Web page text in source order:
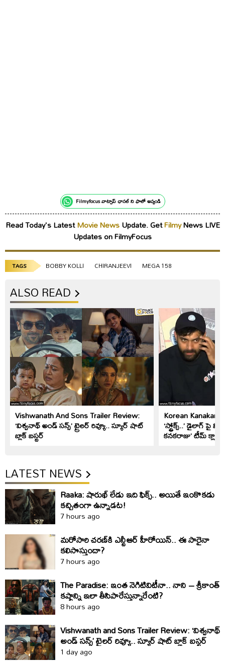
Filmyfocus వాట్సాప్ ఛానల్ ని ఫాలో అవ్వండి
Read Today's LatestMovie NewsUpdate. GetFilmyNews LIVE
Updates on FilmyFocus
TAGS BOBBY KOLLI CHIRANJEEVI MEGA 158
ALSO READ
Vishwanath And Sons Trailer Review:
‘విశ్వనాథ్ అండ్ సన్స్’ ట్రైలర్ రివ్యూ.. స్యూర్ షాట్
బ్లాక్ బస్టర్
Korean
‘స్ట్రోక్స్..’ డైలాగ్ పై
కనకరాజు’ టీమ్
LATEST NEWS
Raaka: షారుఖ్‌ లేడు ఇది ఫిక్స్‌.. అయితే ఇంకొకడు
కచ్చితంగా ఉన్నాడట!
7 hours ago
మరోసారి చరణ్‌కి ఎన్టీఆర్‌ హీరోయిన్‌.. ఈ సారైనా
కలిసొస్తుందా?
7 hours ago
The Paradise: ఇంత నెగిటివిటీనా.. నాని – శ్రీకాంత్‌
కష్టాన్ని ఇలా తీసిపారేస్తున్నారేంటి?
8 hours ago
Vishwanath and Sons Trailer Review: ‘విశ్వనాథ్
అండ్ సన్స్’ ట్రైలర్ రివ్యూ.. స్యూర్ షాట్ బ్లాక్ బస్టర్
1 day ago